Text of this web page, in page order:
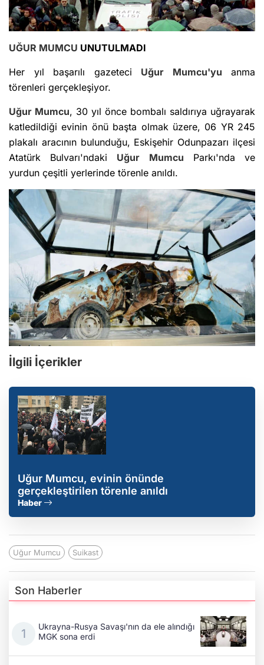
UĞUR MUMCU UNUTULMADI
Her yıl başarılı gazeteci Uğur Mumcu'yu anma
törenleri gerçekleşiyor.
Uğur Mumcu, 30 yıl önce bombalı saldırıya uğrayarak
katledildiği evinin önü başta olmak üzere, 06 YR 245
plakalı aracının bulunduğu, Eskişehir Odunpazarı ilçesi
Atatürk Bulvarı'ndaki Uğur Mumcu Parkı'nda ve
yurdun çeşitli yerlerinde törenle anıldı.
İlgili İçerikler
Uğur Mumcu, evinin önünde
gerçekleştirilen törenle anıldı
Haber
Uğur Mumcu Suikast
Son Haberler
Ukrayna-Rusya Savaşı'nın da ele alındığı
MGK sona erdi